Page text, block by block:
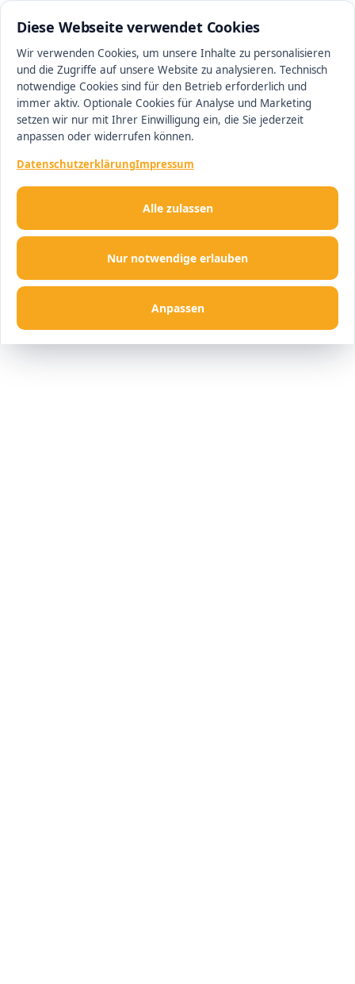
Diese Webseite verwendet Cookies
Wir verwenden Cookies, um unsere Inhalte zu personalisieren
und die Zugriffe auf unsere Website zu analysieren. Technisch
notwendige Cookies sind für den Betrieb erforderlich und
immer aktiv. Optionale Cookies für Analyse und Marketing
setzen wir nur mit Ihrer Einwilligung ein, die Sie jederzeit
anpassen oder widerrufen können.
DatenschutzerklärungImpressum
Nur notwendige erlauben
Anpassen
Alle zulassen